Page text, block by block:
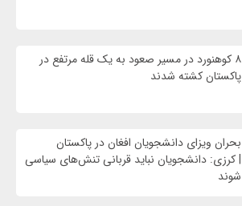
۸ کوهنورد در مسیر صعود به یک قله مرتفع در
پاکستان کشته شدند
بحران ویزای دانشجویان افغان در پاکستان
| کرزی: دانشجویان نباید قربانی تنش‌های سیاسی
شوند